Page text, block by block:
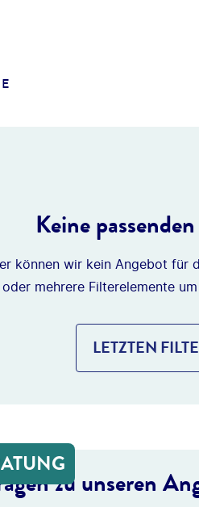
Keine
können wir kein Angebot für
oder mehrere Filterelemente
LETZTEN
zu unseren